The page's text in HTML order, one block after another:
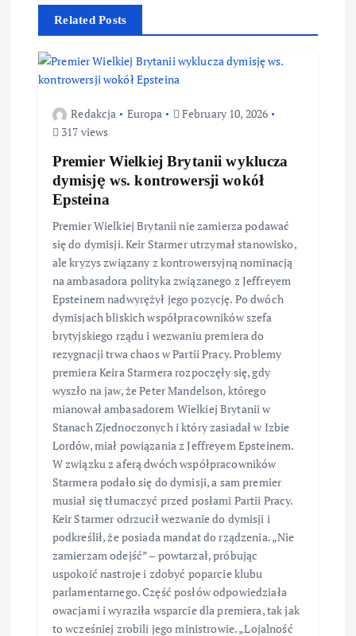
Related Posts
Redakcja Europa
February 10, 2026
317 views
Premier Wielkiej Brytanii wyklucza
dymisję ws. kontrowersji wokół
Epsteina
Premier Wielkiej Brytanii nie zamierza podawać
się do dymisji. Keir Starmer utrzymał stanowisko,
ale kryzys związany z kontrowersyjną nominacją
na ambasadora polityka związanego z Jeffreyem
Epsteinem nadwyrężył jego pozycję. Po dwóch
dymisjach bliskich współpracowników szefa
brytyjskiego rządu i wezwaniu premiera do
rezygnacji trwa chaos w Partii Pracy. Problemy
premiera Keira Starmera rozpoczęły się, gdy
wyszło na jaw, że Peter Mandelson, którego
mianował ambasadorem Wielkiej Brytanii w
Stanach Zjednoczonych i który zasiadał w Izbie
Lordów, miał powiązania z Jeffreyem Epsteinem.
W związku z aferą dwóch współpracowników
Starmera podało się do dymisji, a sam premier
musiał się tłumaczyć przed posłami Partii Pracy.
Keir Starmer odrzucił wezwanie do dymisji i
podkreślił, że posiada mandat do rządzenia. „Nie
zamierzam odejść” – powtarzał, próbując
uspokoić nastroje i zdobyć poparcie klubu
parlamentarnego. Część posłów odpowiedziała
owacjami i wyraziła wsparcie dla premiera, tak jak
to wcześniej zrobili jego ministrowie. „Lojalność